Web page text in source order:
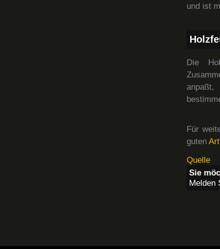
und ist
Die
Für
guten
Quelle
Sie
Melden